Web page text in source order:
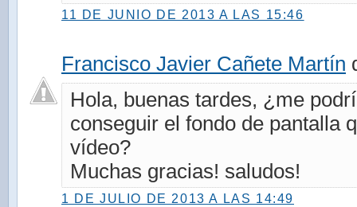
11 DE JUNIO DE 2013 A LAS 15:46
Francisco Javier Cañete Martín
Hola, buenas tardes, ¿me
conseguir el fondo de pantalla
vídeo?
Muchas gracias! saludos!
1 DE JULIO DE 2013 A LAS 14:49